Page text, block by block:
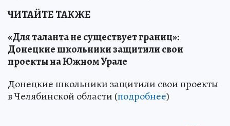
ЧИТАЙТЕ ТАКЖЕ
«Для таланта не существует границ»:
Донецкие школьники защитили свои
проекты на Южном Урале
Донецкие школьники защитили свои проекты
в Челябинской области (подробнее)